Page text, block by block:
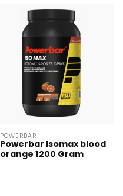
POWERBAR
Powerbar Isomax blood
orange 1200 Gram